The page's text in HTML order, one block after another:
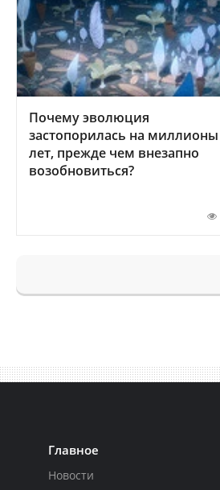
Почему эволюция
застопорилась на миллионы
лет, прежде чем внезапно
возобновиться?
Главное
Новости